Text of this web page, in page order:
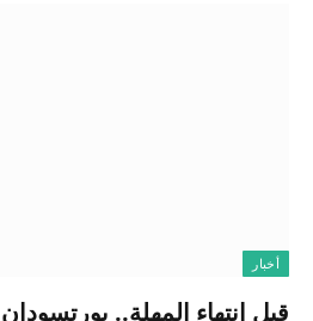
أخبار
قبل انتهاء المهلة..